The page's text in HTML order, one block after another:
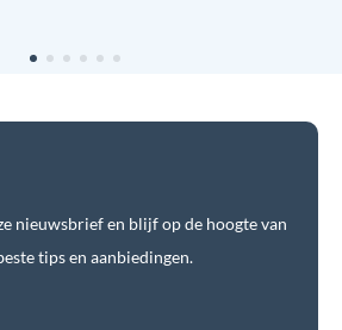
nieuwsbrief en blijf op de hoogte van
tips en aanbiedingen.